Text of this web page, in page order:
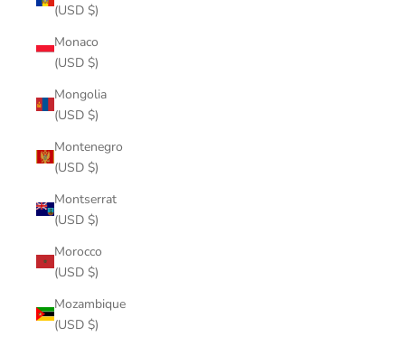
(USD $)
Monaco
(USD $)
Mongolia
(USD $)
Montenegro
(USD $)
Montserrat
(USD $)
Morocco
(USD $)
Mozambique
(USD $)